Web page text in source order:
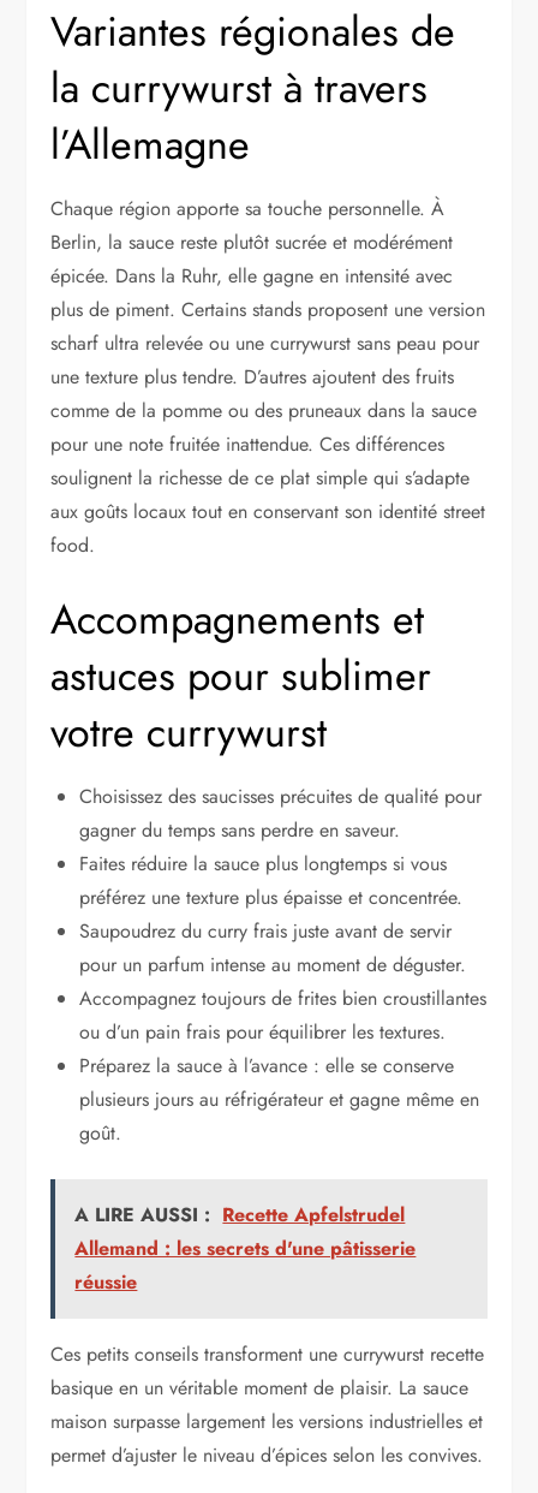
Variantes régionales de
la currywurst à travers
l’Allemagne
Chaque région apporte sa touche personnelle. À
Berlin, la sauce reste plutôt sucrée et modérément
épicée. Dans la Ruhr, elle gagne en intensité avec
plus de piment. Certains stands proposent une version
scharf ultra relevée ou une currywurst sans peau pour
une texture plus tendre. D’autres ajoutent des fruits
comme de la pomme ou des pruneaux dans la sauce
pour une note fruitée inattendue. Ces différences
soulignent la richesse de ce plat simple qui s’adapte
aux goûts locaux tout en conservant son identité street
food.
Accompagnements et
astuces pour sublimer
votre currywurst
Choisissez des saucisses précuites de qualité pour
gagner du temps sans perdre en saveur.
Faites réduire la sauce plus longtemps si vous
préférez une texture plus épaisse et concentrée.
Saupoudrez du curry frais juste avant de servir
pour un parfum intense au moment de déguster.
Accompagnez toujours de frites bien croustillantes
ou d’un pain frais pour équilibrer les textures.
Préparez la sauce à l’avance : elle se conserve
plusieurs jours au réfrigérateur et gagne même en
goût.
A LIRE AUSSI : Recette Apfelstrudel
Allemand : les secrets d'une pâtisserie
réussie
Ces petits conseils transforment une currywurst recette
basique en un véritable moment de plaisir. La sauce
maison surpasse largement les versions industrielles et
permet d’ajuster le niveau d’épices selon les convives.